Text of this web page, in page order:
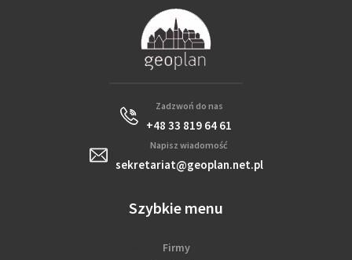
Zadzwoń do nas
+48 33 819 64 61
Napisz wiadomość
sekretariat@geoplan.net.pl
Szybkie menu
Firmy